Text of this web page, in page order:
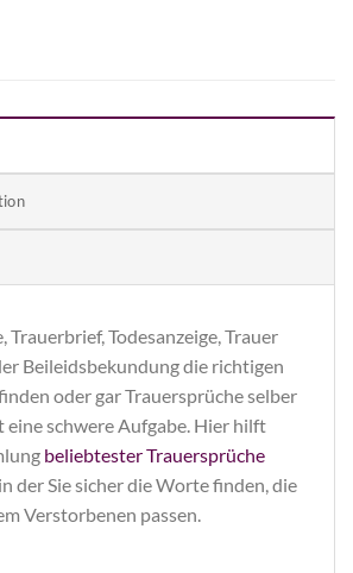
Trauerbrief, Todesanzeige, Trauer
Beileidsbekundung die richtigen
oder gar Trauersprüche selber
eine schwere Aufgabe. Hier hilft
beliebtester Trauersprüche
, in der Sie sicher die Worte finden, die
Verstorbenen passen.